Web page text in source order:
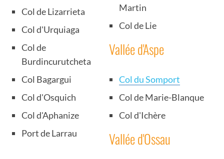
Col de Lizarrieta
Col d'Urquiaga
Col de
Burdincurutcheta
Col Bagargui
Col d'Osquich
Col d'Aphanize
Port de Larrau
Martin
Col de Lie
Vallée d'Aspe
Col du Somport
Col de Marie-Blanque
Col d'Ichère
Vallée d'Ossau